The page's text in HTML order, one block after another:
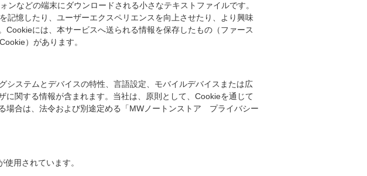
などの端末にダウンロードされる小さなテキストファイルです。
記憶したり、ユーザーエクスペリエンスを向上させたり、より興味
には、本サービスへ送られる情報を保存したもの（ファース
）があります。
ステムとデバイスの特性、言語設定、モバイルデバイスまたは広
関する情報が含まれます。当社は、原則として、Cookieを通じて
場合は、法令および別途定める「MWノートンストア プライバシー
用されています。